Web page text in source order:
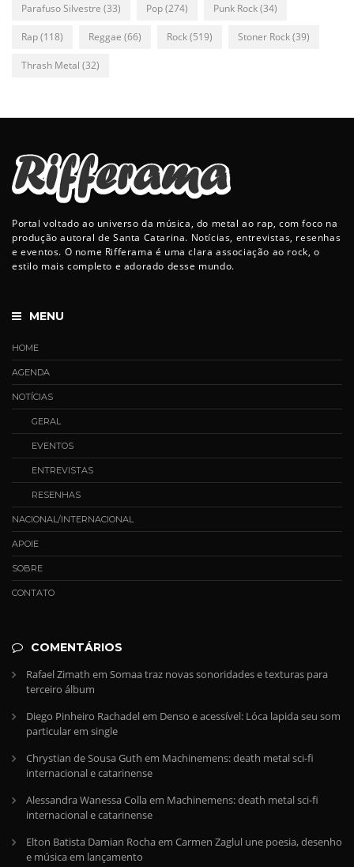
Parafuso Silvestre (33) Pop(274) Punk Rock(34)
Rap(118) Reggae (66) Rock(519) Stoner Rock(39)
Thrash Metal (32)
Portal voltado ao universo da música, do metal ao rap, com foco na
produção autoral de Santa Catarina. Notícias, entrevistas, resenhas
e eventos. O nome Rifferama é uma clara associação ao rock, o
estilo mais completo e adorado desse mundo.
MENU
HOME
AGENDA
NOTÍCIAS
GERAL
EVENTOS
ENTREVISTAS
RESENHAS
NACIONAL/INTERNACIONAL
APOIE
SOBRE
CONTATO
COMENTÁRIOS
Rafael Zimath em Somaa traz novas sonoridades e texturas para
terceiro álbum
Diego Pinheiro Rachadelem Denso e acessível: Lóca lapida seu som
particular em single
Chrystian de Sousa Guth em Machinemens: death metal sci-fi
internacional e catarinense
Alessandra Wanessa Collaem Machinemens: death metal sci-fi
internacional e catarinense
Elton Batista Damian Rochaem Carmen Zaglul une poesia, desenho
e música em lançamento